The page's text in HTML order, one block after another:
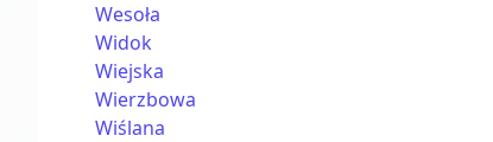
Wesoła
Widok
Wiejska
Wierzbowa
Wiślana